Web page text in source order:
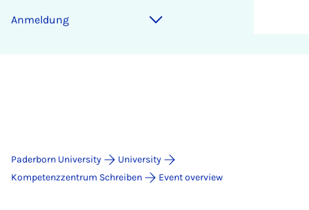
Anmeldung
Paderborn University
University
Kompetenzzentrum Schreiben
Event overview